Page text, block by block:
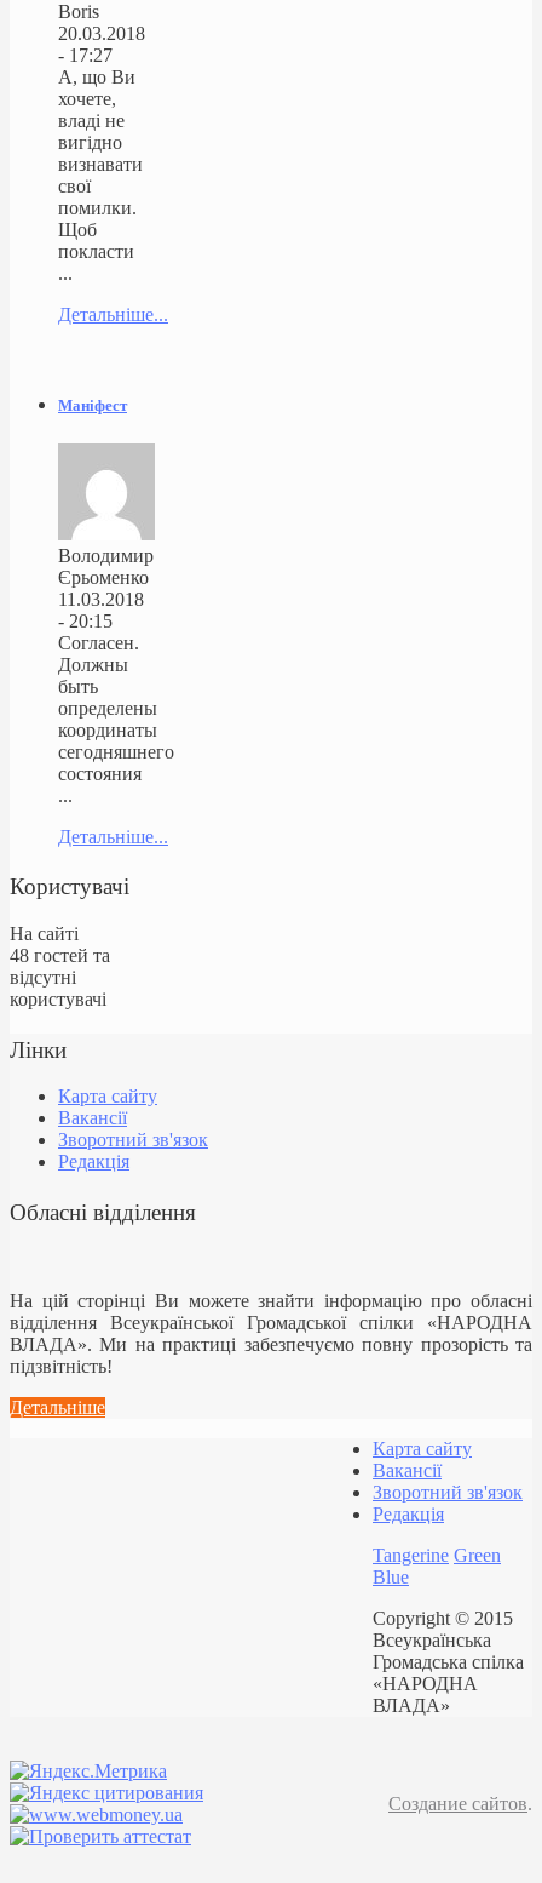
Boris
20.03.2018
- 17:27
А, що Ви
хочете,
владі не
вигідно
визнавати
свої
помилки.
Щоб
покласти
...
Детальніше...
Маніфест
Володимир
Єрьоменко
11.03.2018
- 20:15
Согласен.
Должны
быть
определены
координаты
сегодняшнего
состояния
...
Детальніше...
Користувачі
На сайті
48 гостей та
відсутні
користувачі
Лінки
Карта сайту
Вакансії
Зворотний зв'язок
Редакція
Обласні відділення
На цій сторінці Ви можете знайти інформацію про обласні
відділення Всеукраїнської Громадської спілки «НАРОДНА
ВЛАДА». Ми на практиці забезпечуємо повну прозорість та
підзвітність!
Детальніше
Карта сайту
Вакансії
Зворотний зв'язок
Редакція
Tangerine Green
Blue
Copyright © 2015
Всеукраїнська
Громадська спілка
«НАРОДНА
ВЛАДА»
Создание сайтов.